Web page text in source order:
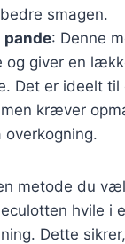
smagen.
pande: Denne
og giver en
Det er ideelt til
kræver
overkogning.
metode du
hvile i
Dette